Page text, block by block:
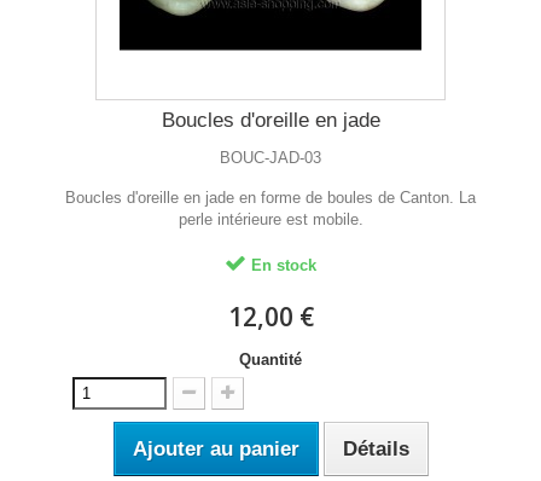
Boucles d'oreille en jade
BOUC-JAD-03
Boucles d'oreille en jade en forme de boules de Canton. La
perle intérieure est mobile.
En stock
12,00 €
Quantité
Ajouter au panier Détails